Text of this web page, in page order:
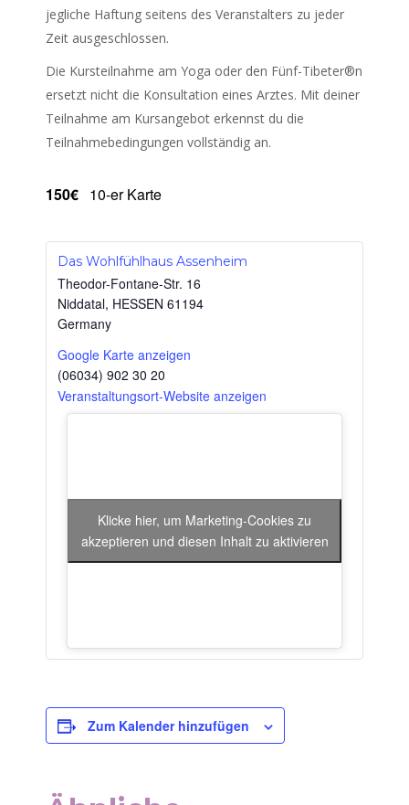
jegliche Haftung seitens des Veranstalters zu jeder
Zeit ausgeschlossen.
Die Kursteilnahme am Yoga oder den Fünf-Tibeter®n
ersetzt nicht die Konsultation eines Arztes. Mit deiner
Teilnahme am Kursangebot erkennst du die
Teilnahmebedingungen vollständig an.
150€ 10-er Karte
Das Wohlfühlhaus Assenheim
Theodor-Fontane-Str. 16
Niddatal, HESSEN 61194
Germany
Google Karte anzeigen
(06034) 902 30 20
Veranstaltungsort-Website anzeigen
Klicke hier, um Marketing-Cookies zu
akzeptieren und diesen Inhalt zu aktivieren
Zum Kalender hinzufügen